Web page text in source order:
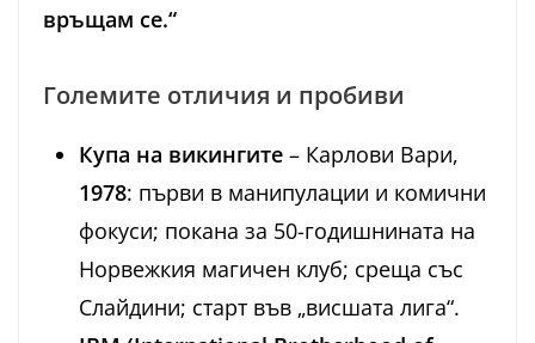
връщам се.“
Големите отличия и пробиви
Купа на викингите – Карлови Вари,
1978: първи в манипулации и комични
фокуси; покана за 50-годишнината на
Норвежкия магичен клуб; среща със
Слайдини; старт във „висшата лига“.